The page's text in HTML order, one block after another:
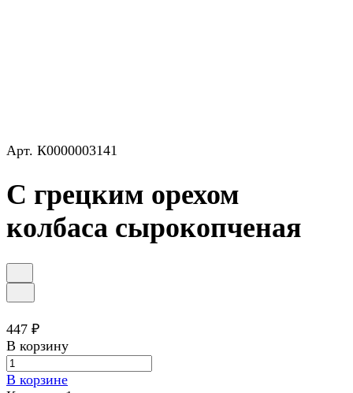
Арт. К0000003141
С грецким орехом
колбаса сырокопченая
447 ₽
В корзину
В корзине